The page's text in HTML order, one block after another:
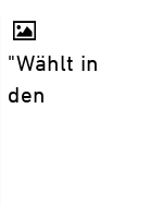
"Wählt in
den